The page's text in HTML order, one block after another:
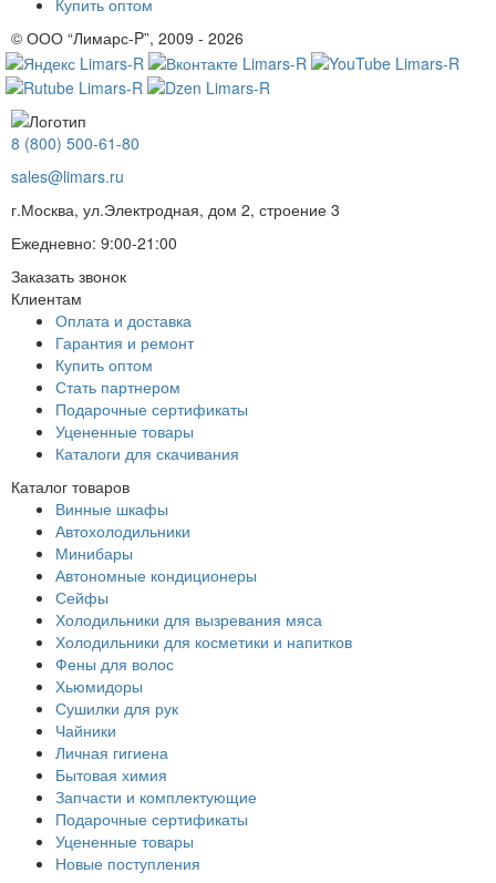
Купить оптом
© ООО “Лимарс-P”, 2009 - 2026
8 (800) 500-61-80
sales@limars.ru
г.Москва, ул.Электродная, дом 2, строение 3
Ежедневно: 9:00-21:00
Заказать звонок
Клиентам
Оплата и доставка
Гарантия и ремонт
Купить оптом
Стать партнером
Подарочные сертификаты
Уцененные товары
Каталоги для скачивания
Каталог товаров
Винные шкафы
Автохолодильники
Минибары
Автономные кондиционеры
Сейфы
Холодильники для вызревания мяса
Холодильники для косметики и напитков
Фены для волос
Хьюмидоры
Сушилки для рук
Чайники
Личная гигиена
Бытовая химия
Запчасти и комплектующие
Подарочные сертификаты
Уцененные товары
Новые поступления